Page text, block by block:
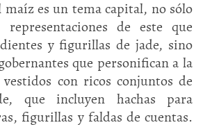
maíz es un tema capital, no sólo
de este que
y figurillas de jade, sino
que personifican a la
con ricos conjuntos de
que incluyen hachas para
figurillas y faldas de cuentas.